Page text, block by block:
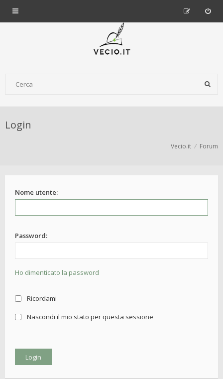
Login
Vecio.it Forum
Nome utente:
Password:
Ho dimenticato la password
Ricordami
Nascondi il mio stato per questa sessione